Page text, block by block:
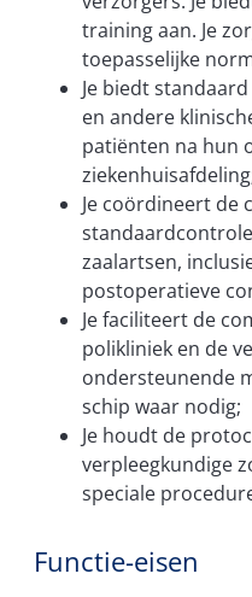
training aan. Je
toepasselijke
Je biedt
en andere
patiënten na hun
Je coördineert de
zaalartsen,
postoperatieve
Je faciliteert de
polikliniek en de
ondersteunende
schip waar nodig;
Je houdt de
verpleegkundige
speciale
Functie-eisen